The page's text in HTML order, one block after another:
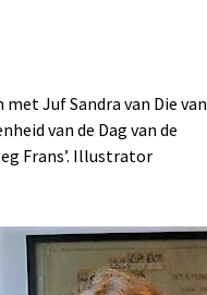
Juf Sandra van Die van
van de Dag van de
Frans’. Illustrator